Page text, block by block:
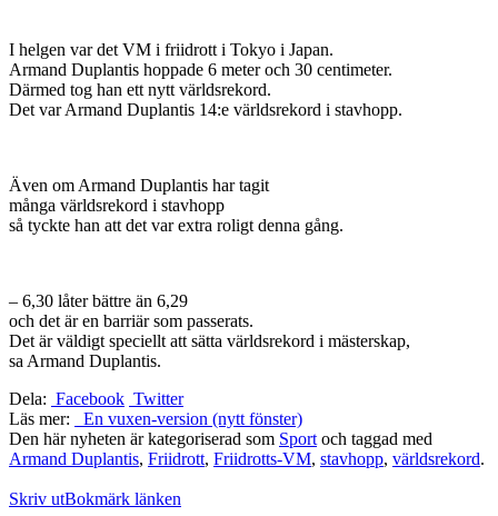
I helgen var det VM i friidrott i Tokyo i Japan.
Armand Duplantis hoppade 6 meter och 30 centimeter.
Därmed tog han ett nytt världsrekord.
Det var Armand Duplantis 14:e världsrekord i stavhopp.
Även om Armand Duplantis har tagit
många världsrekord i stavhopp
så tyckte han att det var extra roligt denna gång.
– 6,30 låter bättre än 6,29
och det är en barriär som passerats.
Det är väldigt speciellt att sätta världsrekord i mästerskap,
sa Armand Duplantis.
Dela: Facebook Twitter
Läs mer:
En vuxen-version (nytt fönster)
Den här nyheten är kategoriserad som Sport och taggad med
Armand Duplantis, Friidrott, Friidrotts-VM, stavhopp, världsrekord.
Skriv utBokmärk länken